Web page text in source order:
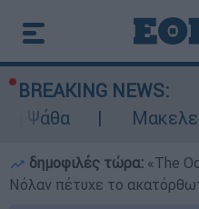
BREAKING NEWS:
Μακελειό στη
δημοφιλές τώρα: «Τhe
Νόλαν πέτυχε το